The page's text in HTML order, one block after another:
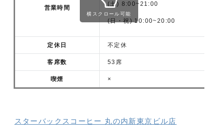
営業時間
(土) 8:00~21:00
(日・祝) 10:00~20:00
定休日 不定休
客席数 53席
喫煙 ×
横スクロール可能
スターバックスコーヒー 丸の内新東京ビル店